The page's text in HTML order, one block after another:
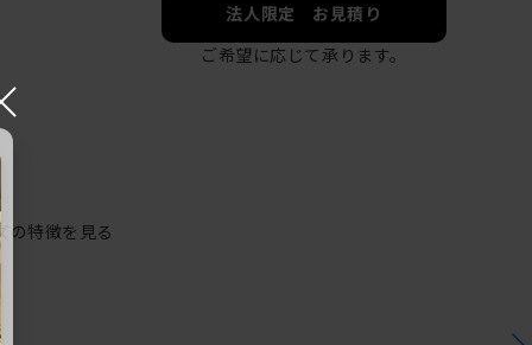
法人限定 お見積り
ご希望に応じて承ります。
の特徴を見る